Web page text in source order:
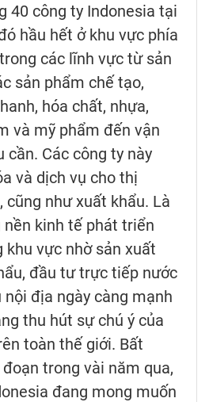
40 công ty Indonesia tại
hầu hết ở khu vực phía
các lĩnh vực từ sản
sản phẩm chế tạo,
hóa chất, nhựa,
và mỹ phẩm đến vận
cần. Các công ty này
và dịch vụ cho thị
như xuất khẩu. Là
kinh tế phát triển
khu vực nhờ sản xuất
đầu tư trực tiếp nước
nội địa ngày càng mạnh
thu hút sự chú ý của
toàn thế giới. Bất
trong vài năm qua,
đang mong muốn